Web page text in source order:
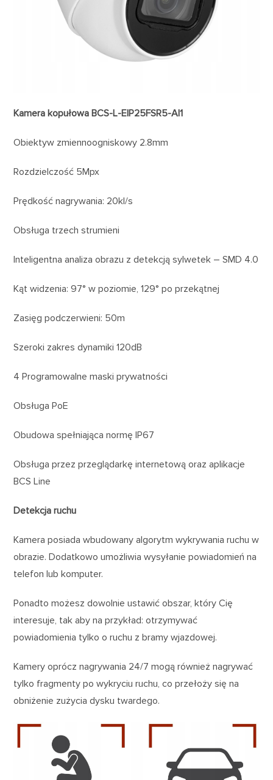
Kamera kopułowa BCS-L-EIP25FSR5-AI1
Obiektyw zmiennoogniskowy 2.8mm
Rozdzielczość 5Mpx
Prędkość nagrywania: 20kl/s
Obsługa trzech strumieni
Inteligentna analiza obrazu z detekcją sylwetek – SMD 4.0
Kąt widzenia: 97° w poziomie, 129° po przekątnej
Zasięg podczerwieni: 50m
Szeroki zakres dynamiki 120dB
4 Programowalne maski prywatności
Obsługa PoE
Obudowa spełniająca normę IP67
Obsługa przez przeglądarkę internetową oraz aplikacje
BCS Line
Detekcja ruchu
Kamera posiada wbudowany algorytm wykrywania ruchu w
obrazie. Dodatkowo umożliwia wysyłanie powiadomień na
telefon lub komputer.
Ponadto możesz dowolnie ustawić obszar, który Cię
interesuje, tak aby na przykład: otrzymywać
powiadomienia tylko o ruchu z bramy wjazdowej.
Kamery oprócz nagrywania 24/7 mogą również nagrywać
tylko fragmenty po wykryciu ruchu, co przełoży się na
obniżenie zużycia dysku twardego.